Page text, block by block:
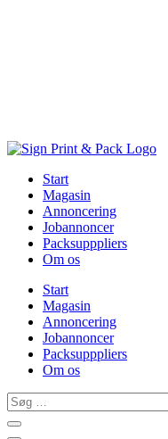
Start
Magasin
Annoncering
Jobannoncer
Packsupppliers
Om os
Start
Magasin
Annoncering
Jobannoncer
Packsupppliers
Om os
Søg
…